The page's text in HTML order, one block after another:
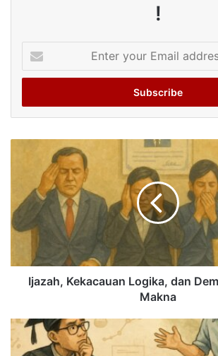
!
your
Email
Ijazah, Kekacauan Logika, dan
Makna